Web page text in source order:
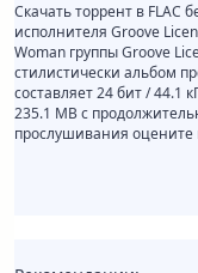
Скачать торрент в FLAC
исполнителя Groove
Woman группы Groove
стилистически альбом
составляет 24 бит / 44.1
235.1 MB с
прослушивания оцените